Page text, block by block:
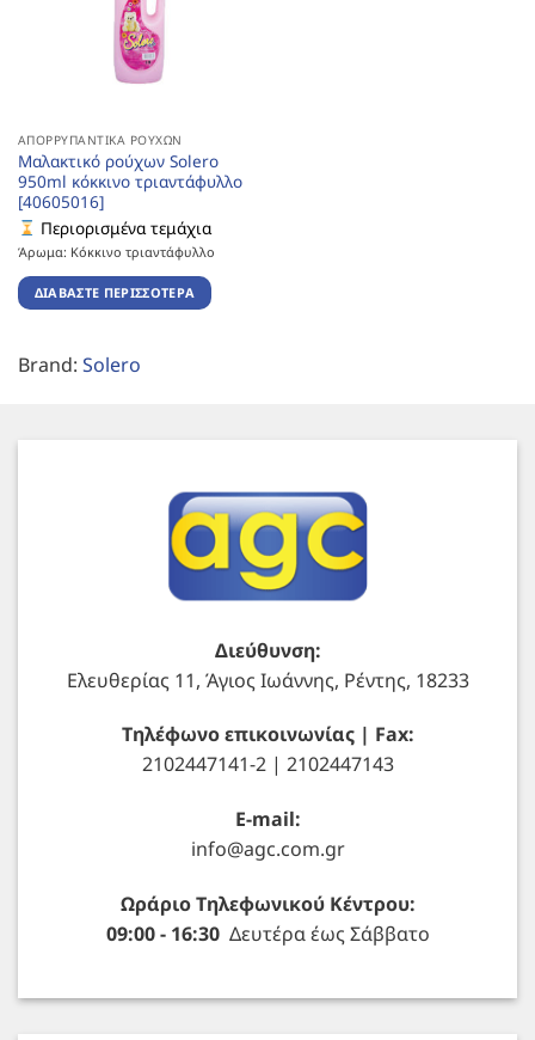
ΑΠΟΡΡΥΠΑΝΤΙΚΆ ΡΟΎΧΩΝ
Μαλακτικό ρούχων Solero
950ml κόκκινο τριαντάφυλλο
[40605016]
Περιορισμένα τεμάχια
Άρωμα: Κόκκινο τριαντάφυλλο
ΔΙΑΒΆΣΤΕ ΠΕΡΙΣΣΌΤΕΡΑ
Brand: Solero
Διεύθυνση:
Ελευθερίας 11, Άγιος Ιωάννης, Ρέντης, 18233
Τηλέφωνο επικοινωνίας | Fax:
2102447141-2 | 2102447143
E-mail:
info@agc.com.gr
Ωράριο Τηλεφωνικού Κέντρου:
09:00 - 16:30Δευτέρα έως Σάββατο